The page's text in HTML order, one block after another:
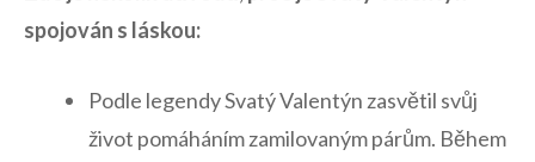
spojován s láskou:
Podle legendy Svatý Valentýn zasvětil svůj
život pomáháním zamilovaným párům. ⁤Během